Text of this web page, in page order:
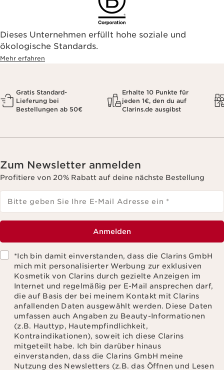
Dieses Unternehmen erfüllt hohe soziale und
ökologische Standards.
Mehr erfahren
Gratis Standard-
Lieferung bei
Bestellungen ab 50€
Erhalte 10 Punkte für
jeden 1€, den du auf
Clarins.de ausgibst
Zum Newsletter anmelden
Profitiere von 20% Rabatt auf deine nächste Bestellung
Bitte geben Sie Ihre E-Mail Adresse ein *
Anmelden
*Ich bin damit einverstanden, dass die Clarins GmbH
mich mit personalisierter Werbung zur exklusiven
Kosmetik von Clarins durch gezielte Anzeigen im
Internet und regelmäßig per E-Mail ansprechen darf,
die auf Basis der bei meinem Kontakt mit Clarins
anfallenden Daten ausgewählt werden. Diese Daten
umfassen auch Angaben zu Beauty-Informationen
(z.B. Hauttyp, Hautempfindlichkeit,
Kontraindikationen), soweit ich diese Clarins
mitgeteilt habe. Ich bin darüber hinaus
einverstanden, dass die Clarins GmbH meine
Nutzung des Newsletters (z.B. das Öffnen und Lesen